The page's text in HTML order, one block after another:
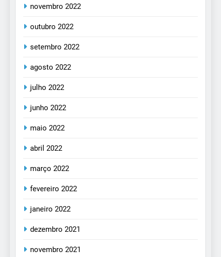
novembro 2022
outubro 2022
setembro 2022
agosto 2022
julho 2022
junho 2022
maio 2022
abril 2022
março 2022
fevereiro 2022
janeiro 2022
dezembro 2021
novembro 2021